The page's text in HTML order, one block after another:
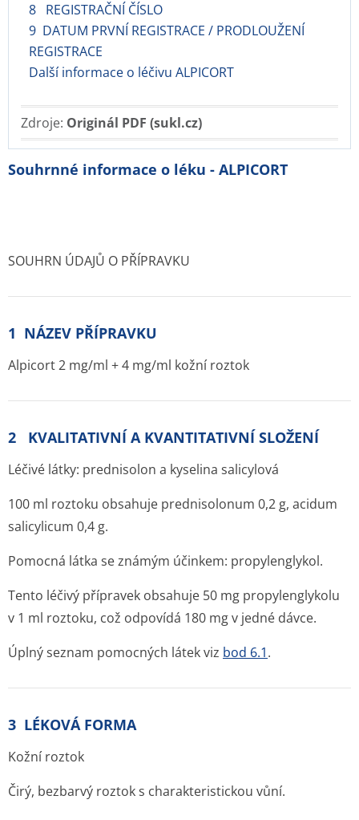
8 REGISTRAČNÍ ČÍSLO
9 DATUM PRVNÍ REGISTRACE / PRODLOUŽENÍ
REGISTRACE
Další informace o léčivu ALPICORT
Zdroje: Originál PDF (sukl.cz)
Souhrnné informace o léku - ALPICORT
SOUHRN ÚDAJŮ O PŘÍPRAVKU
1 NÁZEV PŘÍPRAVKU
Alpicort 2 mg/ml + 4 mg/ml kožní roztok
2 KVALITATIVNÍ A KVANTITATIVNÍ SLOŽENÍ
Léčivé látky: prednisolon a kyselina salicylová
100 ml roztoku obsahuje prednisolonum 0,2 g, acidum
salicylicum 0,4 g.
Pomocná látka se známým účinkem: propylenglykol.
Tento léčivý přípravek obsahuje 50 mg propylenglykolu
v 1 ml roztoku, což odpovídá 180 mg v jedné dávce.
Úplný seznam pomocných látek viz bod 6.1.
3 LÉKOVÁ FORMA
Kožní roztok
Čirý, bezbarvý roztok s charakteristickou vůní.